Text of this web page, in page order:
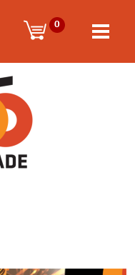
0